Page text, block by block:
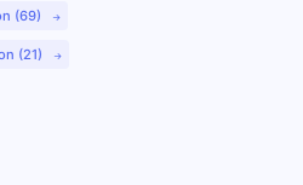
(69)
(21)